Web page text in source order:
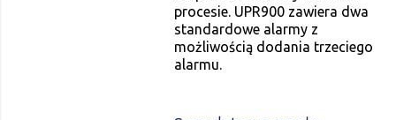
procesie. UPR900 zawiera dwa
standardowe alarmy z
możliwością dodania trzeciego
alarmu.